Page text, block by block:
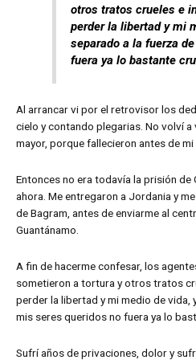
otros tratos crueles e
perder la libertad y mi
separado a la fuerza
fuera ya lo bastante
Al arrancar vi por el retrovisor los
cielo y contando plegarias. No volví a
mayor, porque fallecieron antes de mi
Entonces no era todavía la prisión de
ahora. Me entregaron a Jordania y
de Bagram, antes de enviarme al
Guantánamo.
A fin de hacerme confesar, los
sometieron a tortura y otros tratos
perder la libertad y mi medio de vida,
mis seres queridos no fuera ya lo
Sufrí años de privaciones, dolor y